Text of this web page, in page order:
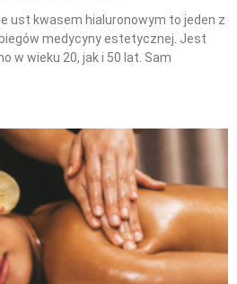
ust kwasem hialuronowym to jeden z
medycyny estetycznej. Jest
w wieku 20, jak i 50 lat. Sam